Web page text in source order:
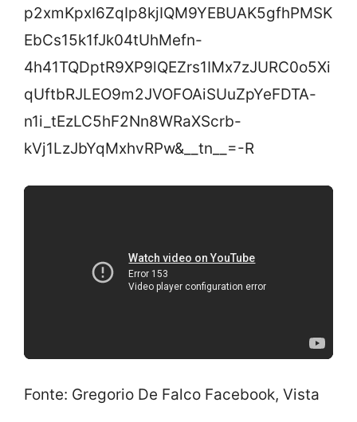
p2xmKpxI6ZqIp8kjIQM9YEBUAK5gfhPMSK
EbCs15k1fJk04tUhMefn-
4h41TQDptR9XP9lQEZrs1IMx7zJURC0o5Xi
qUftbRJLEO9m2JVOFOAiSUuZpYeFDTA-
n1i_tEzLC5hF2Nn8WRaXScrb-
kVj1LzJbYqMxhvRPw&__tn__=-R
Fonte: Gregorio De Falco Facebook, Vista